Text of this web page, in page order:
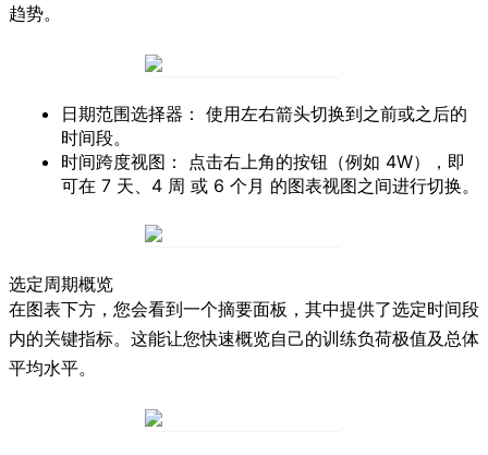
趋势。
日期范围选择器： 使用左右箭头切换到之前或之后的
时间段。
时间跨度视图：
点击右上角的按钮（例如 4W），即
可在 7 天 4 周 或 6 个月 的图表视图之间进行切换。
选定周期概览
在图表下方，您会看到一个摘要面板，其中提供了选定时间段
内的关键指标。这能让您快速概览自己的训练负荷极值及总体
平均水平。